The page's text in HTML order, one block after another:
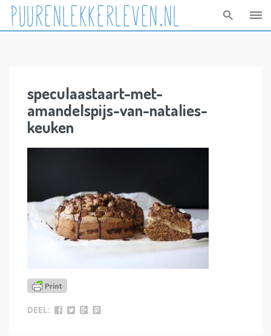
speculaastaart-met-
amandelspijs-van-natalies-
keuken
DEEL: